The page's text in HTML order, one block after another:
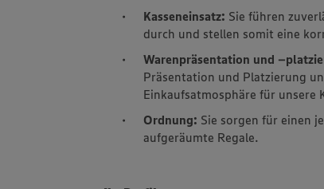
Kasseneinsatz: Sie führen
durch und stellen somit eine
Warenpräsentation und
Präsentation und Platzierung
Einkaufsatmosphäre für unsere
Ordnung: Sie sorgen für einen
aufgeräumte Regale.